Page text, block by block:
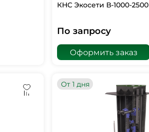
КНС Экосети В-1000-2500
По запросу
Оформить заказ
От 1 дня